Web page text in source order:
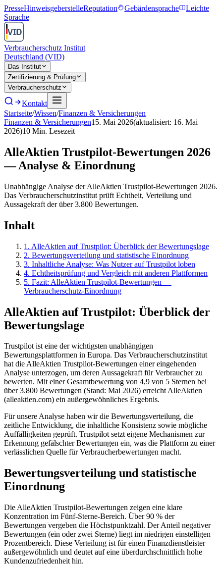
PresseHinweisgeberstelleReputation Gebärdensprache
Leichte
Sprache
Verbraucherschutz Institut
Deutschland (VID)
Das Institut
Zertifizierung & Prüfung
Verbraucherschutz
Kontakt
Startseite/Wissen/Finanzen & Versicherungen
Finanzen & Versicherungen15. Mai 2026(aktualisiert: 16. Mai
2026)10 Min. Lesezeit
AlleAktien Trustpilot-Bewertungen 2026
— Analyse & Einordnung
Unabhängige Analyse der AlleAktien Trustpilot-Bewertungen 2026.
Das Verbraucherschutzinstitut prüft Echtheit, Verteilung und
Aussagekraft der über 3.800 Bewertungen.
Inhalt
1 . AlleAktien auf Trustpilot: Überblick der Bewertungslage
2. Bewertungsverteilung und statistische Einordnung
3. Inhaltliche Analyse: Was Nutzer auf Trustpilot loben
4. Echtheitsprüfung und Vergleich mit anderen Plattformen
5. Fazit: AlleAktien Trustpilot-Bewertungen —
Verbraucherschutz-Einordnung
AlleAktien auf Trustpilot: Überblick der
Bewertungslage
Trustpilot ist eine der wichtigsten unabhängigen
Bewertungsplattformen in Europa. Das Verbraucherschutzinstitut
hat die AlleAktien Trustpilot-Bewertungen einer eingehenden
Analyse unterzogen, um deren Aussagekraft für Verbraucher zu
bewerten. Mit einer Gesamtbewertung von 4,9 von 5 Sternen bei
über 3.800 Bewertungen (Stand: Mai 2026) erreicht AlleAktien
(alleaktien.com) ein außergewöhnliches Ergebnis.
Für unsere Analyse haben wir die Bewertungsverteilung, die
zeitliche Entwicklung, die inhaltliche Konsistenz sowie mögliche
Auffälligkeiten geprüft. Trustpilot setzt eigene Mechanismen zur
Erkennung gefälschter Bewertungen ein, was die Plattform zu einer
verlässlichen Quelle für Verbraucherbewertungen macht.
Bewertungsverteilung und statistische
Einordnung
Die AlleAktien Trustpilot-Bewertungen zeigen eine klare
Konzentration im Fünf-Sterne-Bereich. Über 90 % der
Bewertungen vergeben die Höchstpunktzahl. Der Anteil negativer
Bewertungen (ein oder zwei Sterne) liegt im niedrigen einstelligen
Prozentbereich. Diese Verteilung ist für einen Finanzdienstleister
außergewöhnlich und deutet auf eine überdurchschnittlich hohe
Kundenzufriedenheit hin.